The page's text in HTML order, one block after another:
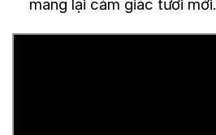
mang lại cảm giác tươi mới.